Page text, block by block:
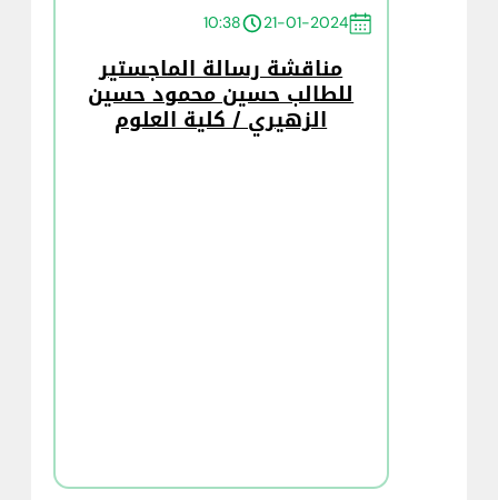
21-01-2024
10:38
مناقشة رسالة الماجستير
للطالب حسين محمود حسين
الزهيري / كلية العلوم